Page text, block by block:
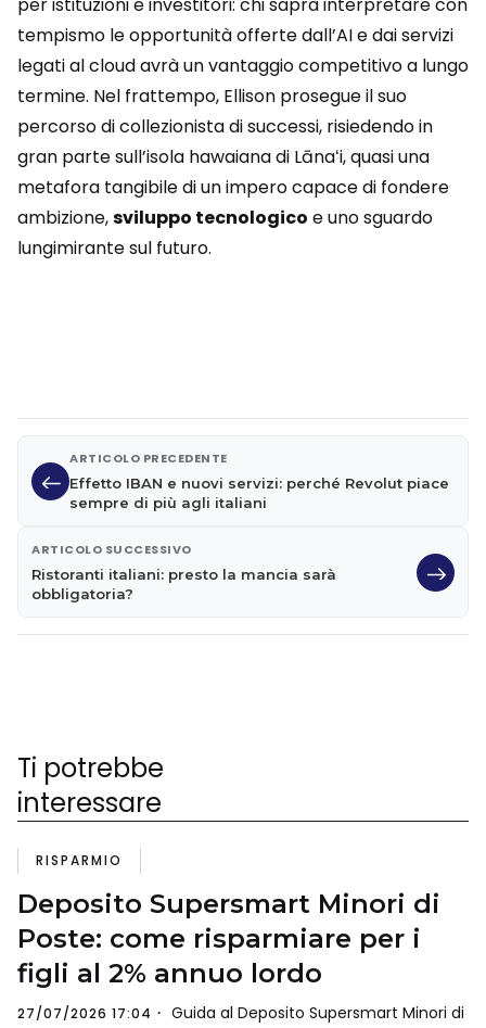
tempismo le opportunità offerte dall’AI e dai servizi
legati al cloud avrà un vantaggio competitivo a lungo
termine. Nel frattempo, Ellison prosegue il suo
percorso di collezionista di successi, risiedendo in
gran parte sull’isola hawaiana di Lānaʻi, quasi una
metafora tangibile di un impero capace di fondere
ambizione,sviluppo tecnologico e uno sguardo
lungimirante sul futuro.
ARTICOLO PRECEDENTE
Effetto IBAN e nuovi servizi: perché Revolut piace
sempre di più agli italiani
ARTICOLO SUCCESSIVO
Ristoranti italiani: presto la mancia sarà
obbligatoria?
Ti potrebbe
interessare
RISPARMIO
Deposito Supersmart Minori di
Poste: come risparmiare per i
figli al 2% annuo lordo
27/07/2026 17:04
Guida al Deposito Supersmart Minori di